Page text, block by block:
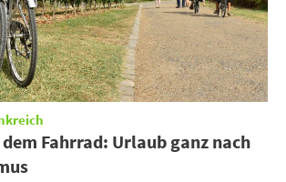
Fahrrad: Urlaub ganz nach